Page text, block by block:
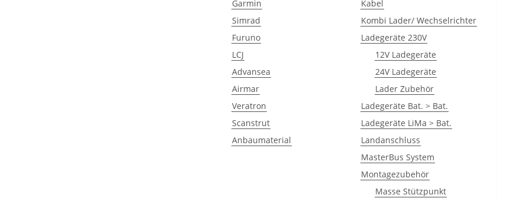
Garmin
Simrad
Furuno
LCJ
Advansea
Airmar
Veratron
Scanstrut
Anbaumaterial
Kabel
Kombi Lader/ Wechselrichter
Ladegeräte 230V
12V Ladegeräte
24V Ladegeräte
Lader Zubehör
Ladegeräte Bat. > Bat.
Ladegeräte LiMa > Bat.
Landanschluss
MasterBus System
Montagezubehör
Masse Stützpunkt